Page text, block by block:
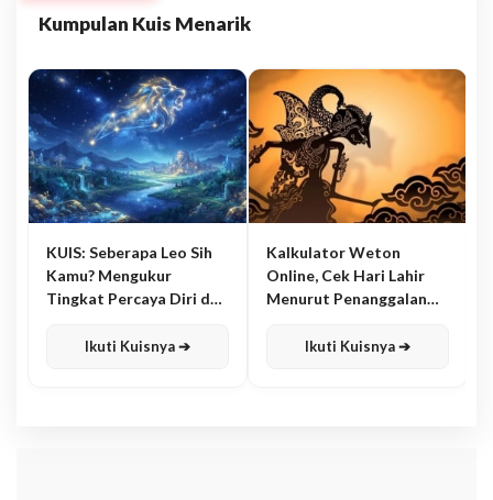
Kumpulan Kuis Menarik
KUIS: Seberapa Leo Sih
Kamu? Mengukur
Tingkat Percaya Diri dan
Ikuti Kuisnya ➔
Kalkulator Weton
Online, Cek Hari Lahir
Menurut Penanggalan
Ikuti Kuisnya ➔